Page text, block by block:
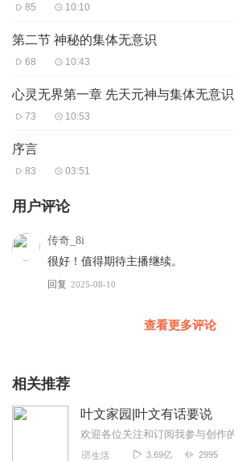
85 10:10
第二节 神秘的集体无意识
68 10:43
心灵无界第一章 先天元神与集体无意识
73 10:53
序言
83 03:51
用户评论
传奇_8i
很好！值得期待主播继续。
回复 2025-08-10
查看更多评论
相关推荐
叶文家园|叶文有话要说
生活 3.69亿 2995